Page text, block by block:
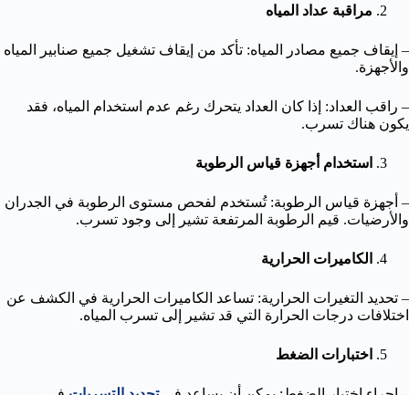
مراقبة عداد المياه
– إيقاف جميع مصادر المياه: تأكد من إيقاف تشغيل جميع صنابير المياه
والأجهزة.
– راقب العداد: إذا كان العداد يتحرك رغم عدم استخدام المياه، فقد
يكون هناك تسرب.
استخدام أجهزة قياس الرطوبة
– أجهزة قياس الرطوبة: تُستخدم لفحص مستوى الرطوبة في الجدران
والأرضيات. قيم الرطوبة المرتفعة تشير إلى وجود تسرب.
الكاميرات الحرارية
– تحديد التغيرات الحرارية: تساعد الكاميرات الحرارية في الكشف عن
اختلافات درجات الحرارة التي قد تشير إلى تسرب المياه.
اختبارات الضغط